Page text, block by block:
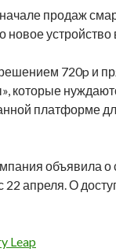
продаж
новое
720p и
которые
платформе
объявила
апреля. О
Leap